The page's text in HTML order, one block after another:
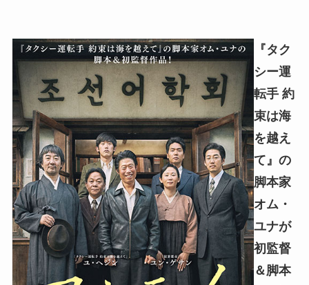
『タク
シー運
転手 約
束は海
を越え
て』の
脚本家
オム・
ユナが
初監督
＆脚本